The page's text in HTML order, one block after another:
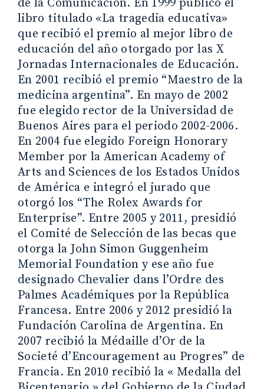
de la Comunicación. En 1999 publicó el
libro titulado «La tragedia educativa»
que recibió el premio al mejor libro de
educación del año otorgado por las X
Jornadas Internacionales de Educación.
En 2001 recibió el premio “Maestro de la
medicina argentina”. En mayo de 2002
fue elegido rector de la Universidad de
Buenos Aires para el periodo 2002-2006.
En 2004 fue elegido Foreign Honorary
Member por la American Academy of
Arts and Sciences de los Estados Unidos
de América e integró el jurado que
otorgó los “The Rolex Awards for
Enterprise”. Entre 2005 y 2011, presidió
el Comité de Selección de las becas que
otorga la John Simon Guggenheim
Memorial Foundation y ese año fue
designado Chevalier dans l’Ordre des
Palmes Académiques por la República
Francesa. Entre 2006 y 2012 presidió la
Fundación Carolina de Argentina. En
2007 recibió la Médaille d’Or de la
Societé d’Encouragement au Progres” de
Francia. En 2010 recibió la « Medalla del